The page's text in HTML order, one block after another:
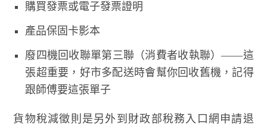
購買發票或電子發票證明
產品保固卡影本
廢四機回收聯單第三聯（消費者收執聯）——這
張超重要，好市多配送時會幫你回收舊機，記得
跟師傅要這張單子
貨物稅減徵則是另外到財政部稅務入口網申請退